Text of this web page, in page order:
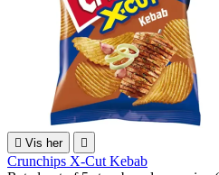
 Vis her 
Crunchips X-Cut Kebab